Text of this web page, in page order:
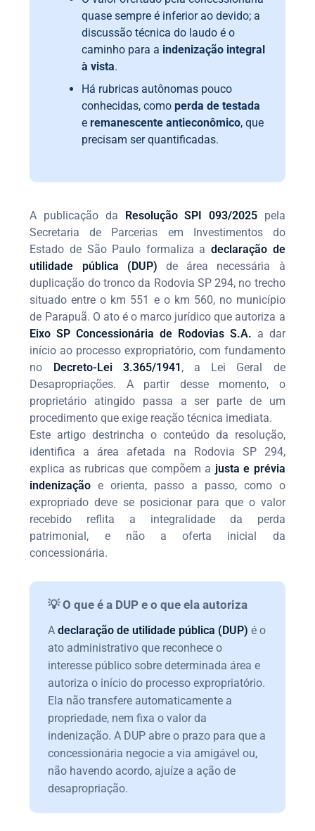
quase sempre é inferior ao devido; a
discussão técnica do laudo é o
caminho para a indenização integral
à vista.
Há rubricas autônomas pouco
conhecidas, comoperda de testada
eremanescente antieconômico, que
precisam ser quantificadas.
A publicação da Resolução SPI 093/2025pela
Secretaria de Parcerias em Investimentos do
Estado de São Paulo formaliza adeclaração de
utilidade pública (DUP) de área necessária à
duplicação do tronco da Rodovia SP 294, no trecho
situado entre o km 551 e o km 560, no município
de Parapuã. O ato é o marco jurídico que autoriza a
Eixo SP Concessionária de Rodovias S.A. a dar
início ao processo expropriatório, com fundamento
no Decreto-Lei 3.365/1941, a Lei Geral de
Desapropriações. A partir desse momento, o
proprietário atingido passa a ser parte de um
procedimento que exige reação técnica imediata.
Este artigo destrincha o conteúdo da resolução,
identifica a área afetada na Rodovia SP 294,
explica as rubricas que compõem a justa e prévia
indenização e orienta, passo a passo, como o
expropriado deve se posicionar para que o valor
recebido reflita a integralidade da perda
patrimonial, e não a oferta inicial da
concessionária.
💡 O que é a DUP e o que ela autoriza
Adeclaração de utilidade pública (DUP) é o
ato administrativo que reconhece o
interesse público sobre determinada área e
autoriza o início do processo expropriatório.
Ela não transfere automaticamente a
propriedade, nem fixa o valor da
indenização. A DUP abre o prazo para que a
concessionária negocie a via amigável ou,
não havendo acordo, ajuíze a ação de
desapropriação.